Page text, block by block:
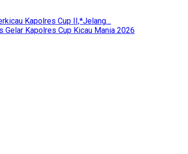
Kapolres Cup II,*Jelang…
Gelar Kapolres Cup Kicau Mania 2026